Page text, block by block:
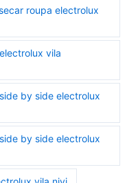
roupa electrolux
vila
by side electrolux
by side electrolux